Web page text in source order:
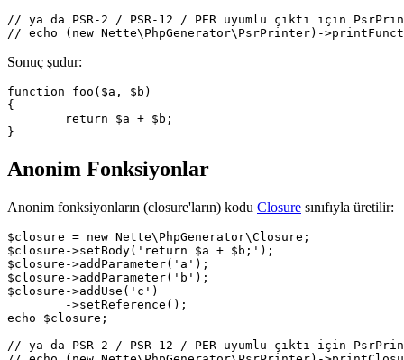
// ya da PSR-2 / PSR-12 / PER uyumlu çıktı için
Sonuç şudur:
function foo($a, $b)
{
Anonim Fonksiyonlar
Anonim fonksiyonların (closure'ların) kodu Closure sınıfıyla üretilir:
$closure = new Nette\PhpGenerator\Closure;
$closure->setBody('return $a + $b;');
$closure->addParameter('a');
$closure->addParameter('b');
$closure->addUse('c')
echo $closure;
// ya da PSR-2 / PSR-12 / PER uyumlu çıktı için